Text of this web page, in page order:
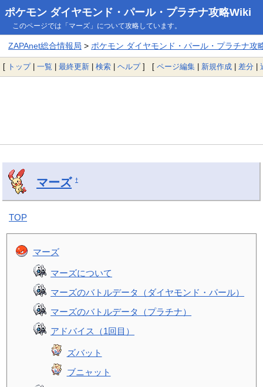
ポケモン ダイヤモンド・パール・プラチナ攻略Wiki
このページでは「マーズ」について攻略しています。
ZAPAnet総合情報局 > ポケモン ダイヤモンド・パール・プラチナ攻
[ トップ| 一覧 | 最終更新 | 検索 | ヘルプ] [ ページ編集 | 新規作成 | 差分 |
マーズ †
TOP
マーズ
マーズについて
マーズのバトルデータ（ダイヤモンド・パール）
マーズのバトルデータ（プラチナ）
アドバイス（1回目）
ズバット
ブニャット